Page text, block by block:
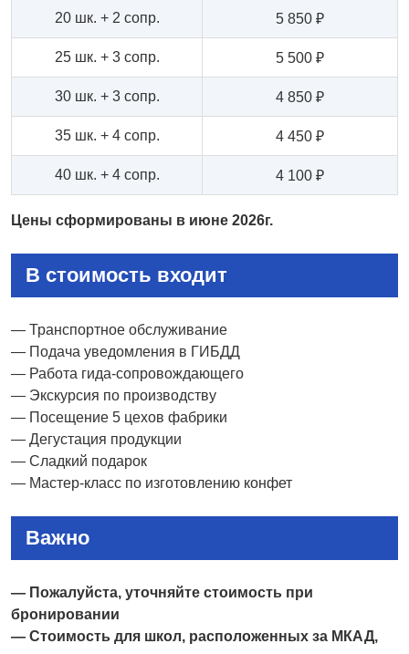
20 шк. + 2 сопр. 5 850 ₽
25 шк. + 3 сопр. 5 500 ₽
30 шк. + 3 сопр. 4 850 ₽
35 шк. + 4 сопр. 4 450 ₽
40 шк. + 4 сопр. 4 100 ₽
Цены сформированы в июне 2026г.
В стоимость входит
— Транспортное обслуживание
— Подача уведомления в ГИБДД
— Работа гида-сопровождающего
— Экскурсия по производству
— Посещение 5 цехов фабрики
— Дегустация продукции
— Сладкий подарок
— Мастер-класс по изготовлению конфет
Важно
— Пожалуйста, уточняйте стоимость при
бронировании
— Стоимость для школ, расположенных за МКАД,